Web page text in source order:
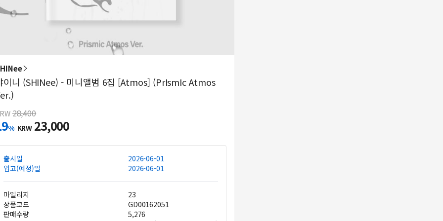
이니 (SHINee) - 미니앨범 6집 [Atmos] (PrIsmIc Atmos
28,400
% KRW 23,000
출시일
2026-06-01
입고(예정)일
2026-06-01
마일리지
23
상품코드
GD00162051
판매수량
5,276